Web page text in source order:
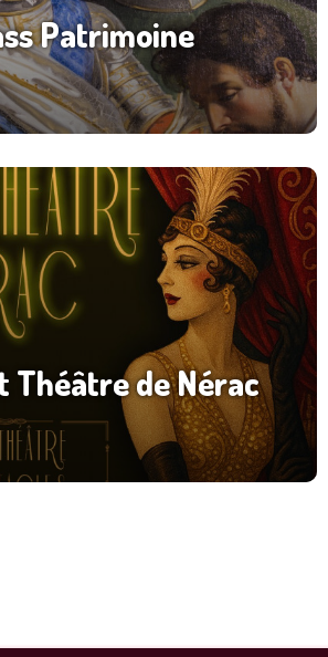
Patrimoine
Théâtre de Nérac